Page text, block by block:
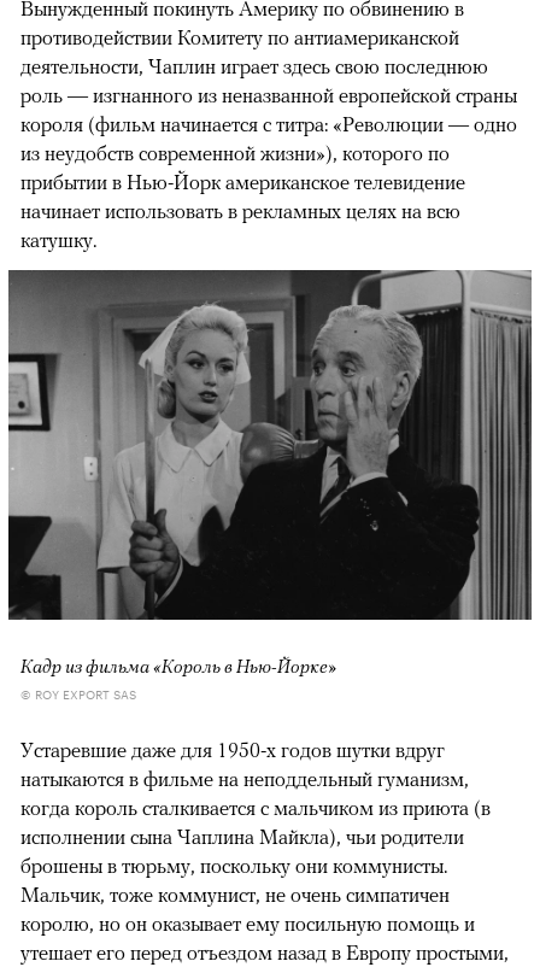
Вынужденный покинуть Америку по обвинению в
противодействии Комитету по антиамериканской
деятельности, Чаплин играет здесь свою последнюю
роль — изгнанного из неназванной европейской страны
короля (фильм начинается с титра: «Революции — одно
из неудобств современной жизни»), которого по
прибытии в Нью-Йорк американское телевидение
начинает использовать в рекламных целях на всю
катушку.
Кадр из фильма «Король в Нью-Йорке»
© ROY EXPORT SAS
Устаревшие даже для 1950-х годов шутки вдруг
натыкаются в фильме на неподдельный гуманизм,
когда король сталкивается с мальчиком из приюта (в
исполнении сына Чаплина Майкла), чьи родители
брошены в тюрьму, поскольку они коммунисты.
Мальчик, тоже коммунист, не очень симпатичен
королю, но он оказывает ему посильную помощь и
утешает его перед отъездом назад в Европу простыми,